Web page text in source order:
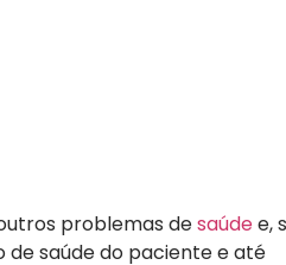
problemas desaúdee,
saúde do paciente e até